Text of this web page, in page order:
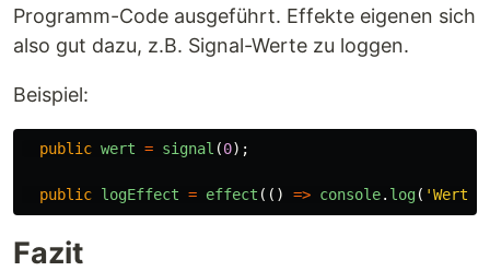
Programm-Code ausgeführt. Effekte eigenen sich
also gut dazu, z.B. Signal-Werte zu loggen.
Beispiel:
public wert = signal (0);
public logEffect = effect (() => console. log( 'Wert
Fazit